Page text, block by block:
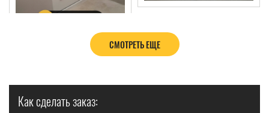
СМОТРЕТЬ ЕЩЕ
Как сделать заказ: